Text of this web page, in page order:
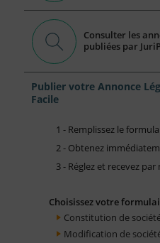
Consulter les
publiées par
Publier votre Annonce
Facile
1 - Remplissez le
2 - Obtenez
3 - Réglez et recevez
Choisissez votre
Constitution de
Modification de